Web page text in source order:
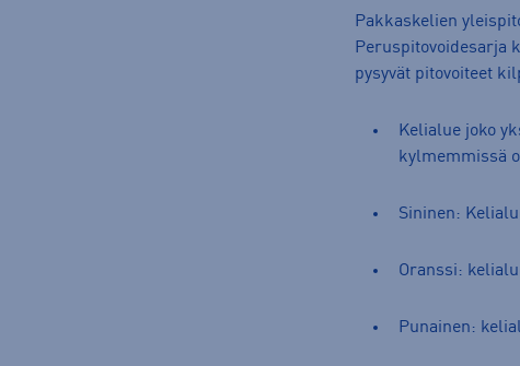
Pakkaskelien
Peruspitovoidesarja
pysyvät pitovoiteet
Kelialue joko
kylmemmissä
Sininen:
Oranssi:
Punainen: